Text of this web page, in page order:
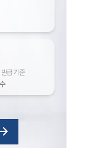
급 기준